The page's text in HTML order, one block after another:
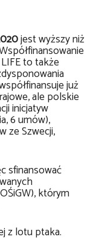
jest wyższy niż
to także
już
ale polskie
inicjatyw
6 umów),
ze Szwecji,
sfinansować
którym
z lotu ptaka.